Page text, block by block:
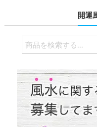
開運
検
索
象: